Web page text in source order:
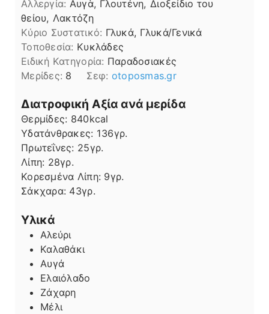
Αλλεργία: Αυγὰ, Γλουτένη, Διοξείδιο του
θείου, Λακτόζη
Kύριο Συστατικό: Γλυκά, Γλυκά/Γενικά
Τοποθεσία: Κυκλάδες
Ειδική Κατηγορία: Παραδοσιακές
Μερίδες: 8 Σεφ: otoposmas.gr
Διατροφική Αξία ανά μερίδα
Θερμίδες: 840kcal
Υδατάνθρακες: 136γρ.
Πρωτεΐνες: 25γρ.
Λίπη
Λίπη: 28γρ.
Κορεσμένα Λίπη: 9γρ.
Σάκχαρα: 43γρ.
Υλικά
Αλεύρι
Καλαθάκι
Αυγά
Ελαιόλαδο
Ζάχαρη
Μέλι